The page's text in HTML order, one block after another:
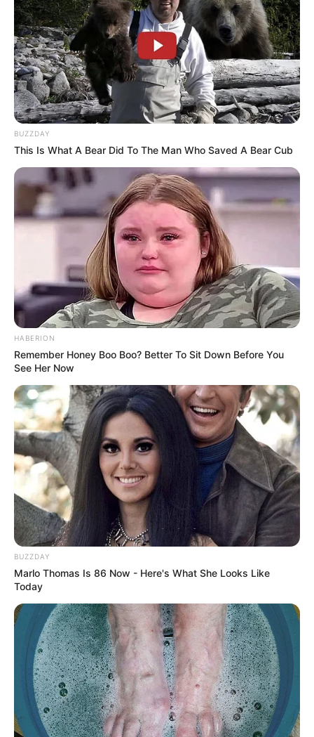
BUZZDAY
This Is What A Bear Did To The Man Who Saved A Bear Cub
HABERION
Remember Honey Boo Boo? Better To Sit Down Before You
See Her Now
BUZZDAY
Marlo Thomas Is 86 Now - Here's What She Looks Like
Today